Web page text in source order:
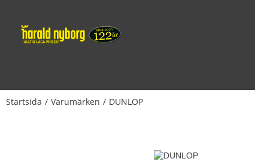
Startsida Varumärken DUNLOP